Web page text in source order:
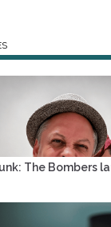
The Bombers